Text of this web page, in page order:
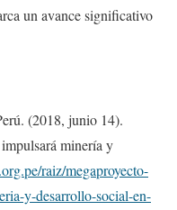
un avance significativo
(2018, junio 14).
minería y
raiz/megaproyecto-
y-desarrollo-social-en-